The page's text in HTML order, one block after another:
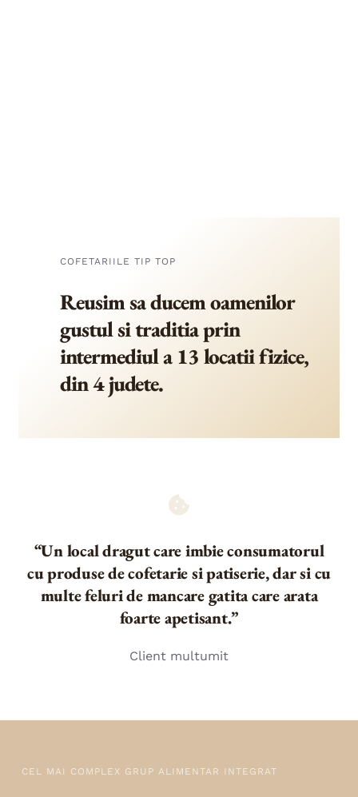
COFETARIILE TIP TOP
Reusim sa ducem oamenilor
gustul si traditia prin
intermediul a 13 locatii fizice,
din 4 judete.
“Un local dragut care imbie consumatorul
cu produse de cofetarie si patiserie, dar si cu
multe feluri de mancare gatita care arata
foarte apetisant.”
Client multumit
CEL MAI COMPLEX GRUP ALIMENTAR INTEGRAT